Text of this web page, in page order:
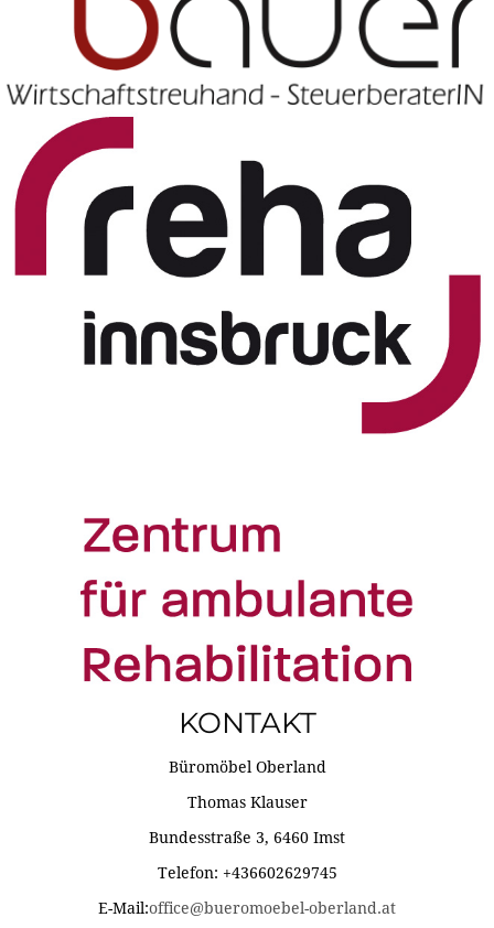
KONTAKT
Büromöbel Oberland
Thomas Klauser
Bundesstraße 3, 6460 Imst
Telefon: +436602629745
E-Mail:office@bueromoebel-oberland.at